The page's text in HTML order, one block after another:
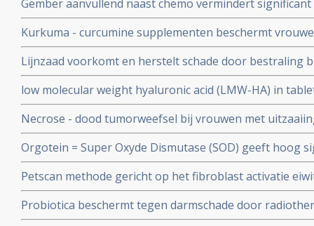
bijwerkingen.
Gember aanvullend naast chemo vermindert
de chemo, blijkt uit verschillende gerandomiseerde
Kurkuma - curcumine supplementen beschermt
huidschade - dermatitis - door bestraling met 60
Lijnzaad voorkomt en herstelt schade door bestraling
dierstudie.
low molecular weight hyaluronic acid (LMW-HA) in
en geneest blaasontstekingen ontstaan door
Necrose - dood tumorweefsel bij vrouwen met
vanuit borstkanker, lijkt te worden geassocieerd met
uiteindelijke overlevingstijd
Orgotein = Super Oxyde Dismutase (SOD) geeft hoog
ernstige bijwerkingen van bestralingen in het bekken-
gerandomiseerde studie bij 100 patiënten met
Artikel geplaa
Petscan methode gericht op het fibroblast activatie
vele vormen van kanker beter zichtbaar en geeft beter
medicine toepasbaar kunnen zijn
Probiotica beschermt tegen darmschade door
bekkengebied door effect op de